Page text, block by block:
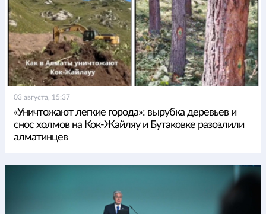
03 августа, 15:37
«Уничтожают легкие города»: вырубка деревьев и
снос холмов на Кок-Жайляу и Бутаковке разозлили
алматинцев